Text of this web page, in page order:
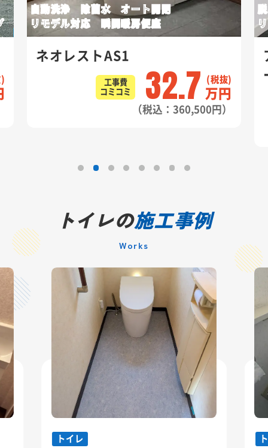
自動洗浄 除菌水 オート開閉
リモデル対応 瞬間暖房便座
ネオレストAS1
工事費
コミコミ
32.7 万円
（税込：360,500円）
トイレの施工事例
Works
トイレ